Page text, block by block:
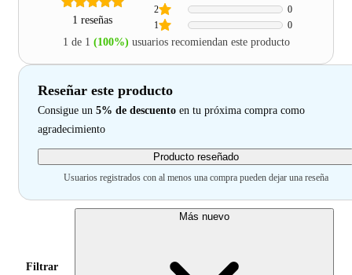
1 reseñas 1 0
2 0
1 de 1 (100%) usuarios recomiendan este producto
Reseñar este producto
Consigue un 5% de descuento en tu próxima compra como
agradecimiento
Producto reseñado
Usuarios registrados con al menos una compra pueden dejar una reseña
Filtrar
Más nuevo